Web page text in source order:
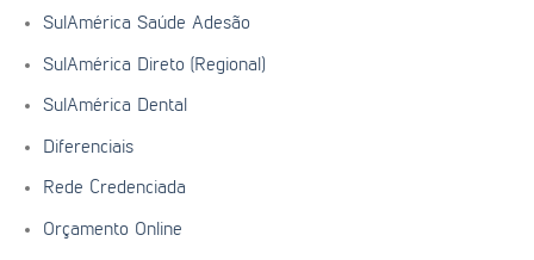
SulAmérica Saúde Adesão
SulAmérica Direto (Regional)
SulAmérica Dental
Diferenciais
Rede Credenciada
Orçamento Online